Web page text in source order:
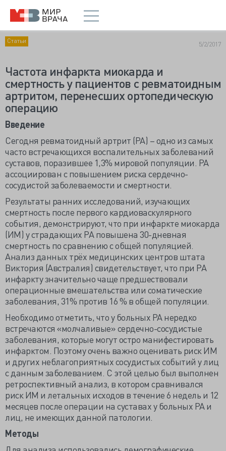
Статьи 5/2/2017
Частота инфаркта миокарда и
смертность у пациентов с ревматоидным
артритом, перенесших ортопедическую
операцию
Введение
Сегодня ревматоидный артрит (РА) – одно из самых
часто встречающихся воспалительных заболеваний
суставов, поразившее 1,3% мировой популяции. РА
ассоциирован с повышением риска сердечно-
сосудистой заболеваемости и смертности.
Результаты ранних исследований, изучающих
смертность после первого кардиоваскулярного
события, демонстрируют, что при инфаркте миокарда
(ИМ) у страдающих РА повышена 30-дневная
смертность по сравнению с общей популяцией.
Анализ данных трёх медицинских центров штата
Виктория (Австралия) свидетельствует, что при РА
инфаркту значительно чаще предшествовали
операционные вмешательства или соматические
заболевания, 31% против 16 % в общей популяции.
Необходимо отметить, что у больных РА нередко
встречаются «молчаливые» сердечно-сосудистые
заболевания, которые могут остро манифестировать
инфарктом. Поэтому очень важно оценивать риск ИМ
и других неблагоприятных сосудистых событий у лиц
с данным заболеванием. С этой целью был выполнен
ретроспективный анализ, в котором сравнивался
риск ИМ и летальных исходов в течение 6 недель и 12
месяцев после операции на суставах у больных РА и
лиц, не имеющих данной патологии.
Методы